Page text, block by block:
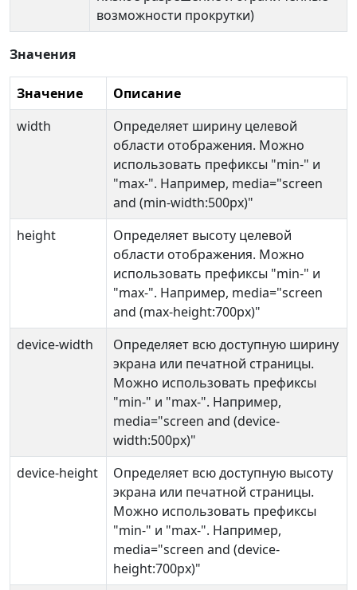
возможности прокрутки)
Значения
Значение
Описание
width
Определяет ширину целевой
области отображения. Можно
использовать префиксы "min-" и
"max-". Например, media="screen
and (min-width:500px)"
height
Определяет высоту целевой
области отображения. Можно
использовать префиксы "min-" и
"max-". Например, media="screen
and (max-height:700px)"
device-width
Определяет всю доступную ширину
экрана или печатной страницы.
Можно использовать префиксы
"min-" и "max-". Например,
media="screen and (device-
width:500px)"
device-height
Определяет всю доступную высоту
экрана или печатной страницы.
Можно использовать префиксы
"min-" и "max-". Например,
media="screen and (device-
height:700px)"